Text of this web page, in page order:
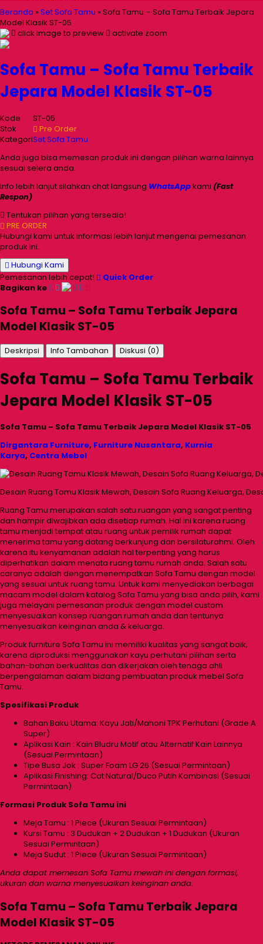
Beranda »Set Sofa Tamu »Sofa Tamu – Sofa Tamu Terbaik Jepara
Model Klasik ST-05
click image to preview
activate zoom
Sofa Tamu – Sofa Tamu Terbaik
Jepara Model Klasik ST-05
Kode
ST-05
Stok
Pre Order
KategoriSet Sofa Tamu
Anda juga bisa memesan produk ini dengan pilihan warna lainnya
sesuai selera anda.
Info lebih lanjut silahkan chat langsung WhatsAppkami (Fast
Respon)
Tentukan pilihan yang tersedia!
PRE ORDER
Hubungi kami untuk informasi lebih lanjut mengenai pemesanan
produk ini.
Hubungi Kami
Pemesanan lebih cepat!
Quick Order
Bagikan ke
Sofa Tamu – Sofa Tamu Terbaik Jepara
Model Klasik ST-05
Deskripsi Info Tambahan Diskusi (0)
Sofa Tamu – Sofa Tamu Terbaik
Jepara Model Klasik ST-05
Sofa Tamu – Sofa Tamu Terbaik Jepara Model Klasik ST-05
Dirgantara Furniture, Furniture Nusantara, Kurnia
Karya, Centra Mebel
Desain Ruang Tamu Klasik Mewah, Desain Sofa Ruang Keluarga,
Ruang Tamu merupakan salah satu ruangan yang sangat penting
dan hampir diwajibkan ada disetiap rumah. Hal ini karena ruang
tamu menjadi tempat atau ruang untuk pemilik rumah dapat
menerima tamu yang datang berkunjung dan bersilaturahmi. Oleh
karena itu kenyamanan adalah hal terpenting yang harus
diperhatikan dalam menata ruang tamu rumah anda. Salah satu
caranya adalah dengan menempatkan Sofa Tamu dengan model
yang sesuai untuk ruang tamu. Untuk kami menyediakan berbagai
macam model dalam katalog Sofa Tamu yang bisa anda pilih, kami
juga melayani pemesanan produk dengan model custom
menyesuaikan konsep ruangan rumah anda dan tentunya
menyesuaikan keinginan anda & keluarga.
Produk furniture Sofa Tamu ini memiliki kualitas yang sangat baik,
karena diproduksi menggunakan kayu perhutani pilihan serta
bahan-bahan berkualitas dan dikerjakan oleh tenaga ahli
berpengalaman dalam bidang pembuatan produk mebel Sofa
Tamu.
Spesifikasi Produk
Bahan Baku Utama: Kayu Jati/Mahoni TPK Perhutani (Grade A
Super)
Aplikasi Kain : Kain Bludru Motif atau Alternatif Kain Lainnya
(Sesuai Permintaan)
Tipe Busa Jok : Super Foam LG 26 (Sesuai Permintaan)
Aplikasi Finishing: Cat Natural/Duco Putih Kombinasi (Sesuai
Permintaan)
Formasi Produk Sofa Tamu ini
Meja Tamu : 1 Piece (Ukuran Sesuai Permintaan)
Kursi Tamu : 3 Dudukan + 2 Dudukan + 1 Dudukan (Ukuran
Sesuai Permintaan)
Meja Sudut : 1 Piece (Ukuran Sesuai Permintaan)
Anda dapat memesan Sofa Tamu mewah ini dengan formasi,
ukuran dan warna menyesuaikan keinginan anda.
Sofa Tamu – Sofa Tamu Terbaik Jepara
Model Klasik ST-05